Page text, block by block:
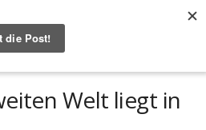
Welt liegt in der Luft
Welt liegt in